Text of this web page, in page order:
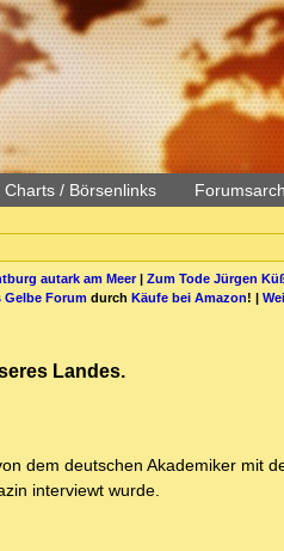
Charts / Börsenlinks
autark am Meer| Zum Tode Jürgen
Gelbe Forum durch Käufe bei Amazon! |
Landes.
dem deutschen Akademiker mit
interviewt wurde.